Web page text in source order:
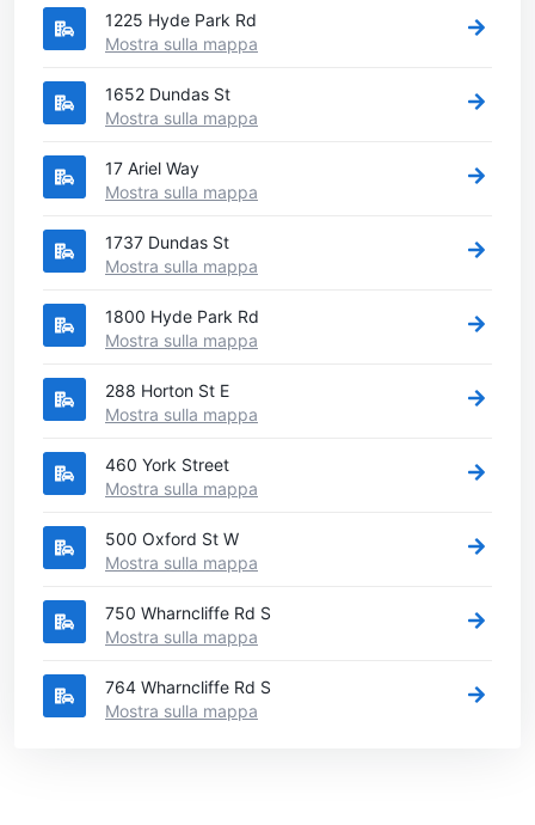
1225 Hyde Park Rd
Mostra sulla mappa
1652 Dundas St
Mostra sulla mappa
17 Ariel Way
Mostra sulla mappa
1737 Dundas St
Mostra sulla mappa
1800 Hyde Park Rd
Mostra sulla mappa
288 Horton St E
Mostra sulla mappa
460 York Street
Mostra sulla mappa
500 Oxford St W
Mostra sulla mappa
750 Wharncliffe Rd S
Mostra sulla mappa
764 Wharncliffe Rd S
Mostra sulla mappa